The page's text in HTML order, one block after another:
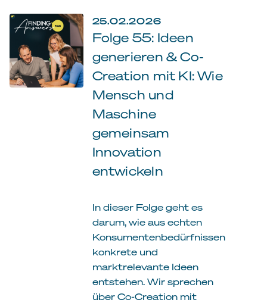
25.02.2026
Folge 55: Ideen
generieren & Co-
Creation mit KI: Wie
Mensch und
Maschine
gemeinsam
Innovation
entwickeln
In dieser Folge geht es
darum, wie aus echten
Konsumentenbedürfnissen
konkrete und
marktrelevante Ideen
entstehen. Wir sprechen
über Co-Creation mit